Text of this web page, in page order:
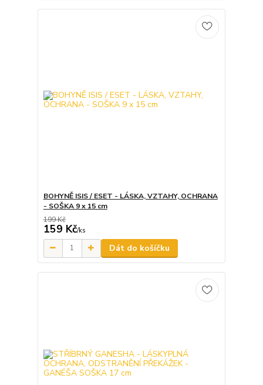
BOHYNĚ ISIS / ESET - LÁSKA, VZTAHY, OCHRANA
- SOŠKA 9 x 15 cm
199 Kč
159 Kč/ks
Dát do košíčku